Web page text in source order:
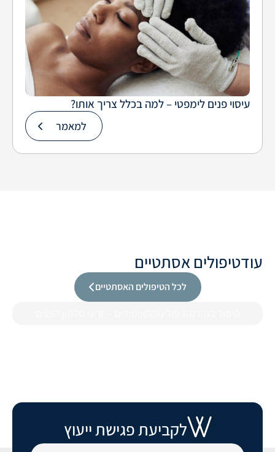
עיסוי פנים לימפטי – למה בכלל צריך אותו?
למאמר
עודטיפולים אסתטיים
לכל הטיפולים האסתטיים
לקביעת פגישת ייעוץ